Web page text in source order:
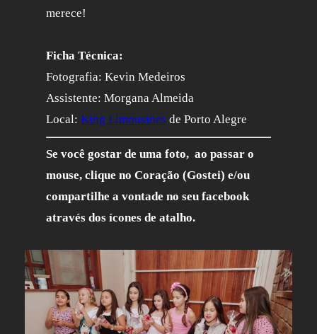
merece!
Ficha Técnica:
Fotografia: Kevin Medeiros
Assistente: Morgana Almeida
Local:King Limousines de Porto Alegre
Se você gostar de uma foto, ao passar o
mouse, clique no Coração (Gostei) e/ou
compartilhe a vontade no seu facebook
através dos ícones de atalho.